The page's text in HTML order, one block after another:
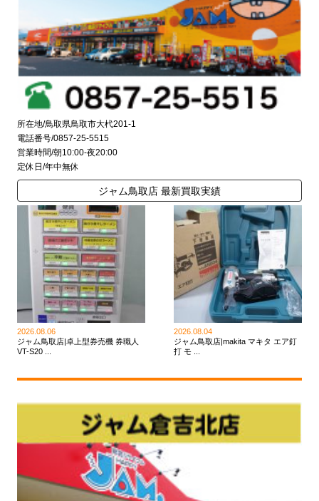
所在地/鳥取県鳥取市大杙201-1
電話番号/0857-25-5515
営業時間/朝10:00-夜20:00
定休日/年中無休
ジャム鳥取店 最新買取実績
2026.08.06
ジャム鳥取店|卓上型券売機 券職人
VT-S20 ...
2026.08.04
ジャム鳥取店|makita マキタ エア釘
打 モ ...